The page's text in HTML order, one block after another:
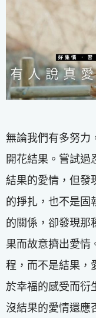
無論我們有多努力
開花結果。嘗試過
結果的愛情，但發
的掙扎，也不是固
的關係，卻發現那
果而故意擠出愛情
程，而不是結果，
於幸福的感受而衍
沒結果的愛情還應